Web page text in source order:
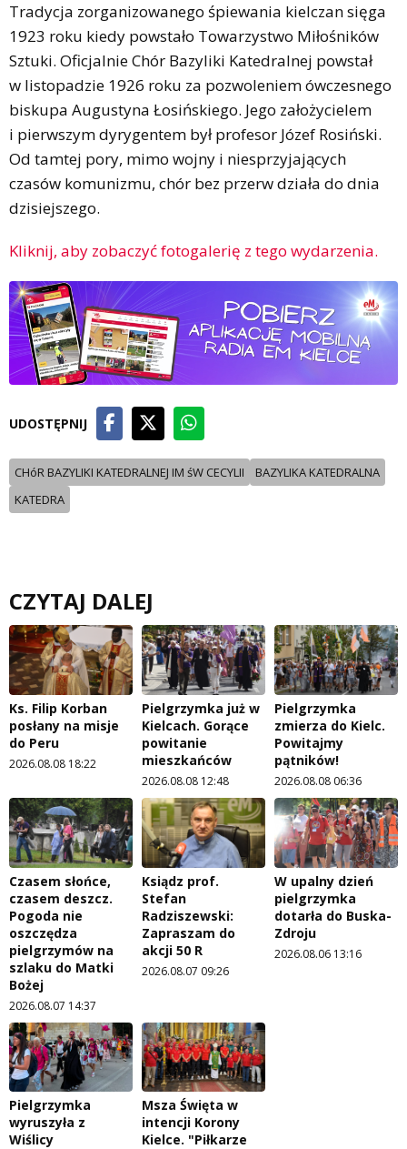
Tradycja zorganizowanego śpiewania kielczan sięga
1923 roku kiedy powstało Towarzystwo Miłośników
Sztuki. Oficjalnie Chór Bazyliki Katedralnej powstał
w listopadzie 1926 roku za pozwoleniem ówczesnego
biskupa Augustyna Łosińskiego. Jego założycielem
i pierwszym dyrygentem był profesor Józef Rosiński.
Od tamtej pory, mimo wojny i niesprzyjających
czasów komunizmu, chór bez przerw działa do dnia
dzisiejszego.
Kliknij, aby zobaczyć fotogalerię z tego wydarzenia.
UDOSTĘPNIJ
CHóR BAZYLIKI KATEDRALNEJ IM śW CECYLII
BAZYLIKA KATEDRALNA
KATEDRA
CZYTAJ DALEJ
Ks. Filip Korban
posłany na misje
do Peru
2026.08.08 18:22
Pielgrzymka już w
Kielcach. Gorące
powitanie
mieszkańców
2026.08.08 12:48
Pielgrzymka
zmierza do Kielc.
Powitajmy
pątników!
2026.08.08 06:36
Czasem słońce,
czasem deszcz.
Pogoda nie
oszczędza
pielgrzymów na
szlaku do Matki
Bożej
2026.08.07 14:37
Ksiądz prof.
Stefan
Radziszewski:
Zapraszam do
akcji 50 R
2026.08.07 09:26
W upalny dzień
pielgrzymka
dotarła do Buska-
Zdroju
2026.08.06 13:16
Pielgrzymka
wyruszyła z
Wiślicy
Msza Święta w
intencji Korony
Kielce. "Piłkarze